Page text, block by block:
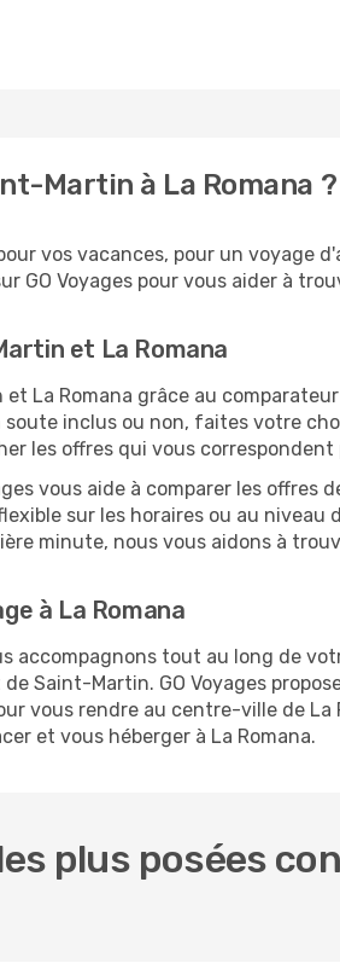
Martin à La Romana ?
vos vacances, pour un
GO Voyages pour vous aider à
et La Romana
La Romana grâce au
inclus ou non, faites votre
les offres qui vous correspondent
vous aide à comparer les
sur les horaires ou au
minute, nous vous aidons à
à La Romana
accompagnons tout au long de
Saint-Martin. GO Voyages
vous rendre au centre-ville de La
et vous héberger à La Romana.
plus posées